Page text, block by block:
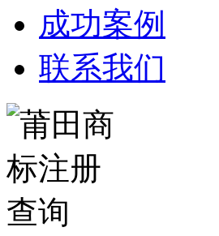
成功案例
联系我们